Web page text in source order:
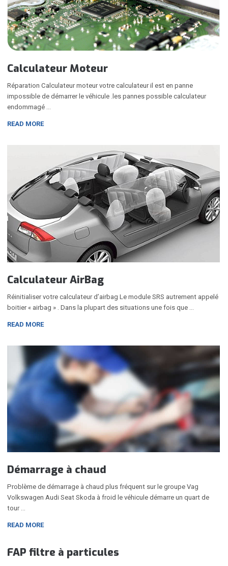
Calculateur Moteur
Réparation Calculateur moteur votre calculateur il est en panne
impossible de démarrer le véhicule .les pannes possible calculateur
endommagé …
READ MORE
Calculateur AirBag
Réinitialiser votre calculateur d’airbag Le module SRS autrement appelé
boitier « airbag » . Dans la plupart des situations une fois que …
READ MORE
Démarrage à chaud
Problème de démarrage à chaud plus fréquent sur le groupe Vag
Volkswagen Audi Seat Skoda à froid le véhicule démarre un quart de
tour …
READ MORE
FAP filtre à particules